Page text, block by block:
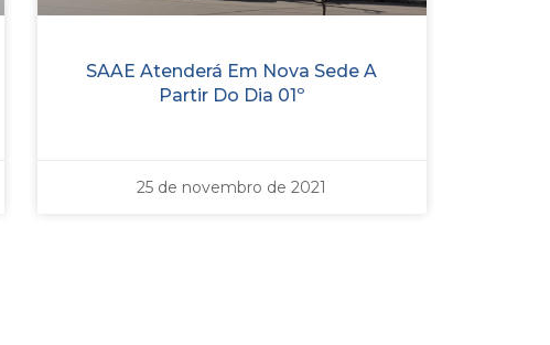
SAAE Atenderá Em Nova Sede A
Partir Do Dia 01º
25 de novembro de 2021